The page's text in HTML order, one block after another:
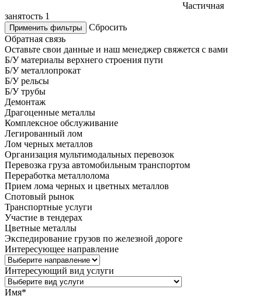
Частичная
занятость 1
Применить фильтры
Сбросить
Обратная связь
Оставьте свои данные и наш менеджер свяжется с вами
Б/У материалы верхнего строения пути
Б/У металлопрокат
Б/У рельсы
Б/У трубы
Демонтаж
Драгоценные металлы
Комплексное обслуживание
Легированный лом
Лом черных металлов
Организация мультимодальных перевозок
Перевозка груза автомобильным транспортом
Переработка металлолома
Прием лома черных и цветных металлов
Спотовый рынок
Транспортные услуги
Участие в тендерах
Цветные металлы
Экспедирование грузов по железной дороге
Интересующее направление
Интересующий вид услуги
Имя*